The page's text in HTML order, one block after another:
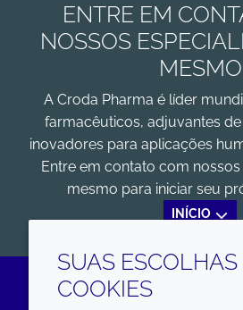
ENTRE EM
NOSSOS
MESMO
A Croda Pharma é líder
farmacêuticos, adjuvantes
inovadores para aplicações
Entre em contato com
mesmo para iniciar seu
INÍCIO
SUAS ESCOLHAS
COOKIES